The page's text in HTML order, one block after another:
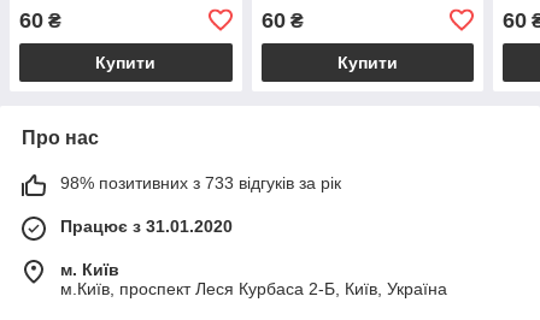
60 ₴
Купити
60₴
Купити
60
Про нас
98% позитивних з 733 відгуків за рік
Працює з 31.01.2020
м. Київ
м.Київ, проспект Леся Курбаса 2-Б, Київ, Україна